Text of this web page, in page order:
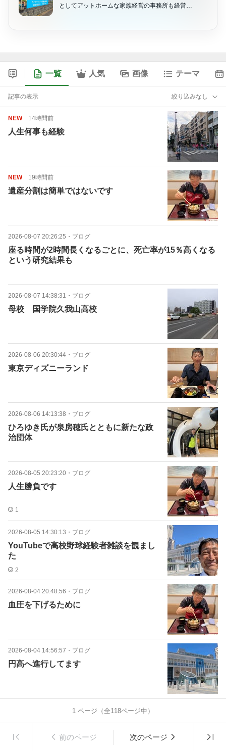
としてアットホームな家族経営の事務所も経営し
0 mail kowadaaa@gmail.comまた、ホームペ
ージは次となります。→https://life-partner.biz/
一覧 人気 画像 テーマ
記事の表示 絞り込みなし
NEW 14時間前
人生何事も経験
NEW 19時間前
遺産分割は簡単ではないです
2026-08-07 20:26:25 ・ ブログ
座る時間が2時間長くなるごとに、死亡率が15％高くなる
という研究結果も
2026-08-07 14:38:31 ・ ブログ
母校 国学院久我山高校
2026-08-06 20:30:44 ・ ブログ
東京ディズニーランド
2026-08-06 14:13:38 ・ ブログ
ひろゆき氏が泉房穂氏とともに新たな政
治団体
2026-08-05 20:23:20 ・ ブログ
人生勝負です
1
2026-08-05 14:30:13 ・ ブログ
YouTubeで高校野球経験者雑談を観まし
た
2
2026-08-04 20:48:56 ・ ブログ
血圧を下げるために
2026-08-04 14:56:57 ・ ブログ
円高へ進行してます
1 ページ（全118ページ中）
前のページ 次のページ